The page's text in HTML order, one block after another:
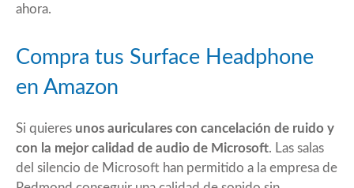
ahora.
Compra tus Surface Headphone
en Amazon
Si quieres unos auriculares con cancelación de ruido y
con la mejor calidad de audio de Microsoft. Las salas
del silencio de Microsoft han permitido a la empresa de